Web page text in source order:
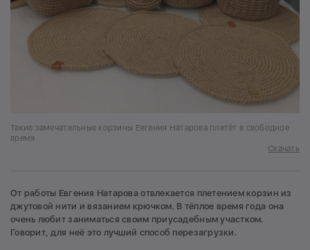
Такие замечательные корзины Евгения Натарова плетёт в свободное
время
Скачать
От работы Евгения Натарова отвлекается плетением корзин из
джутовой нити и вязанием крючком. В тёплое время года она
очень любит заниматься своим приусадебным участком.
Говорит, для неё это лучший способ перезагрузки.